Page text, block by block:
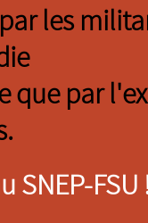
les
que par
SNEP-FSU